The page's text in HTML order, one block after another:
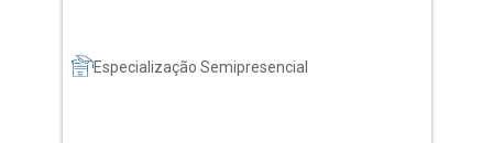
Especialização Semipresencial